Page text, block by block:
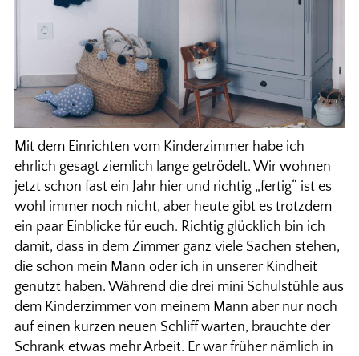
Mit dem Einrichten vom Kinderzimmer habe ich
ehrlich gesagt ziemlich lange getrödelt. Wir wohnen
jetzt schon fast ein Jahr hier und richtig „fertig“ ist es
wohl immer noch nicht, aber heute gibt es trotzdem
ein paar Einblicke für euch. Richtig glücklich bin ich
damit, dass in dem Zimmer ganz viele Sachen stehen,
die schon mein Mann oder ich in unserer Kindheit
genutzt haben. Während die drei mini Schulstühle aus
dem Kinderzimmer von meinem Mann aber nur noch
auf einen kurzen neuen Schliff warten, brauchte der
Schrank etwas mehr Arbeit. Er war früher nämlich in